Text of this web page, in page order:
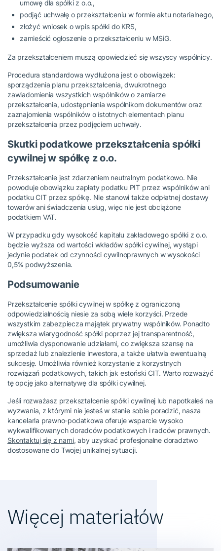
umowę dla spółki z o.o.,
podjąć uchwałę o przekształceniu w formie aktu notarialnego,
złożyć wniosek o wpis spółki do KRS,
zamieścić ogłoszenie o przekształceniu w MSiG.
Za przekształceniem muszą opowiedzieć się wszyscy wspólnicy.
Procedura standardowa wydłużona jest o obowiązek:
sporządzenia planu przekształcenia, dwukrotnego
zawiadomienia wszystkich wspólników o zamiarze
przekształcenia, udostępnienia wspólnikom dokumentów oraz
zaznajomienia wspólników o istotnych elementach planu
przekształcenia przez podjęciem uchwały.
Skutki podatkowe przekształcenia spółki
cywilnej w spółkę z o.o.
Przekształcenie jest zdarzeniem neutralnym podatkowo. Nie
powoduje obowiązku zapłaty podatku PIT przez wspólników ani
podatku CIT przez spółkę. Nie stanowi także odpłatnej dostawy
towarów ani świadczenia usług, więc nie jest obciążone
podatkiem VAT.
W przypadku gdy wysokość kapitału zakładowego spółki z o.o.
będzie wyższa od wartości wkładów spółki cywilnej, wystąpi
jedynie podatek od czynności cywilnoprawnych w wysokości
0,5% podwyższenia.
Podsumowanie
Przekształcenie spółki cywilnej w spółkę z ograniczoną
odpowiedzialnością niesie za sobą wiele korzyści. Przede
wszystkim zabezpiecza majątek prywatny wspólników. Ponadto
zwiększa wiarygodność spółki poprzez jej transparentność,
umożliwia dysponowanie udziałami, co zwiększa szansę na
sprzedaż lub znalezienie inwestora, a także ułatwia ewentualną
sukcesję. Umożliwia również korzystanie z korzystnych
rozwiązań podatkowych, takich jak estoński CIT. Warto rozważyć
tę opcję jako alternatywę dla spółki cywilnej.
Jeśli rozważasz przekształcenie spółki cywilnej lub napotkałeś na
wyzwania, z którymi nie jesteś w stanie sobie poradzić, nasza
kancelaria prawno-podatkowa oferuje wsparcie wysoko
wykwalifikowanych doradców podatkowych i radców prawnych.
Skontaktuj się z nami, aby uzyskać profesjonalne doradztwo
dostosowane do Twojej unikalnej sytuacji.
Więcej materiałów